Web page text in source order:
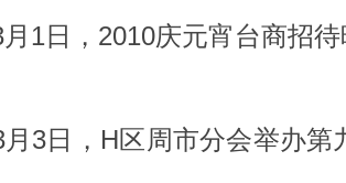
1日，2010庆元宵台商招
月3日，H区周市分会举办